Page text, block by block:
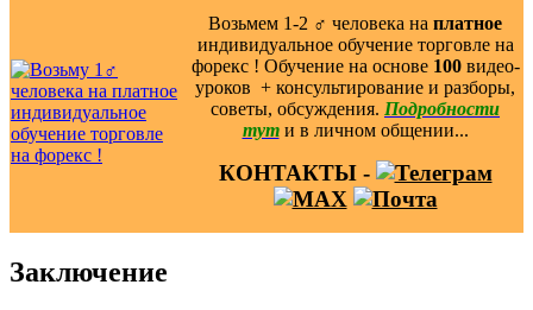
Возьмем 1-2 ‍♂️ человека на платное
индивидуальное обучение торговле на
форекс ! Обучение на основе 100видео-
уроков ️ + консультирование и разборы,
советы, обсуждения. Подробности
тут и в личном общении...
КОНТАКТЫ -
Заключение